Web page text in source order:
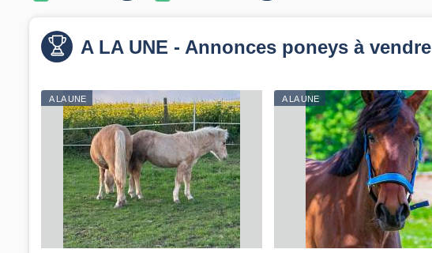
A LA UNE - Annonces poneys à vendre
A LA UNE A LA UNE